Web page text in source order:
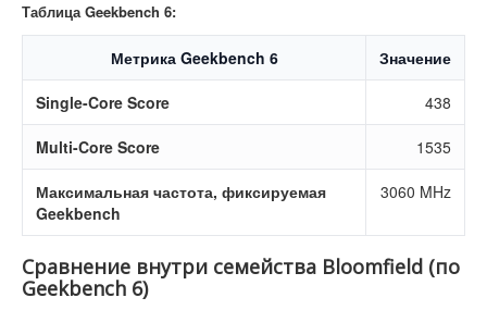
Таблица Geekbench 6:
Метрика Geekbench 6 Значение
Single-Core Score 438
Multi-Core Score 1535
Максимальная частота, фиксируемая
Geekbench
3060 MHz
Сравнение внутри семейства Bloomfield (по
Geekbench 6)